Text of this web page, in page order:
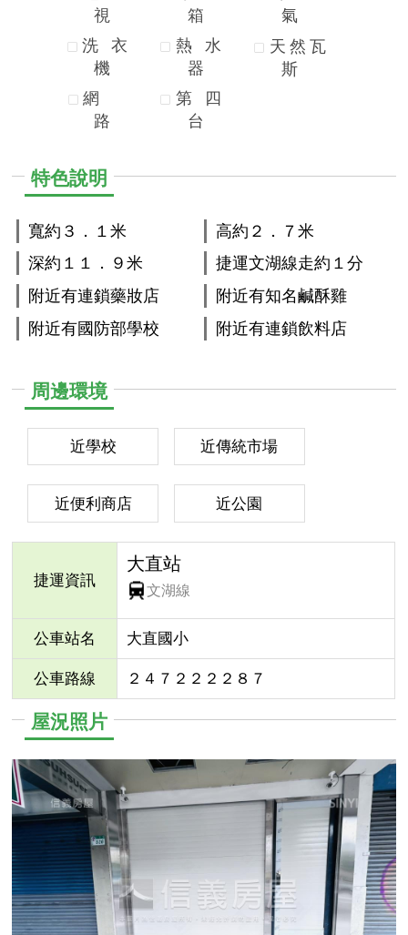
視
洗
衣
機
網
路
箱
熱
水
器
第
四
台
氣
天 然 瓦
斯
特色說明
寬約３．１米
深約１１．９米
附近有連鎖藥妝店
附近有國防部學校
高約２．７米
捷運文湖線走約１分
附近有知名鹹酥雞
附近有連鎖飲料店
周邊環境
近學校 近傳統市場
近便利商店 近公園
捷運資訊
大直站
文湖線
公車站名 大直國小
公車路線 ２４７２２２２８７
屋況照片